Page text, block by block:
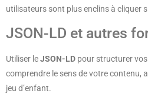
utilisateurs sont plus enclins à cliquer
JSON-LD et autres
Utiliser leJSON-LD pour structurer vos
comprendre le sens de votre contenu,
jeu d’enfant.